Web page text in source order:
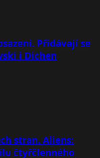
Přidávají se
i Dichen
stran. Aliens:
čtyřčlenného